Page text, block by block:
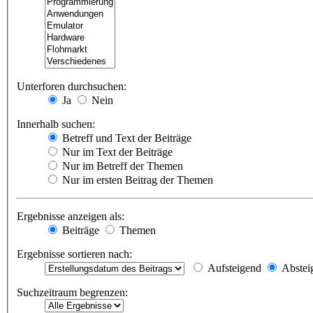
Unterforen durchsuchen:
Ja
Nein
Innerhalb suchen:
Betreff und Text der Beiträge
Nur im Text der Beiträge
Nur im Betreff der Themen
Nur im ersten Beitrag der Themen
Ergebnisse anzeigen als:
Beiträge
Themen
Ergebnisse sortieren nach:
Aufsteigend
Suchzeitraum begrenzen: